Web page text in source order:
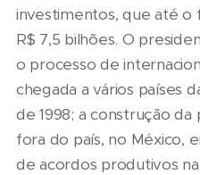
investimentos, que até o
R$ 7,5 bilhões. O
o processo de
chegada a vários países
de 1998; a construção da
fora do país, no México,
de acordos produtivos